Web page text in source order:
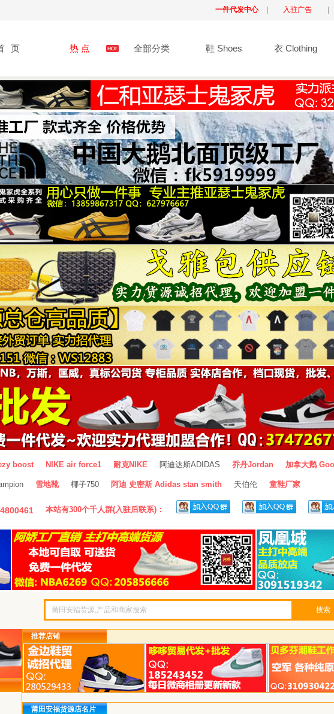
一件代发中心 入驻广告
页 热 点 全部分类 鞋 Shoes 衣 Clothing
boost NIKE air force1 耐克NIKE 阿迪达斯ADIDAS 乔丹Jordan 加拿大鹅
雪地靴 椰子750 阿迪 史密斯 Adidas stan smith 天伯伦 童鞋厂家
本站有300个千人群(入驻后联系)：
搜索
推荐店铺
莆田安福货源店名片